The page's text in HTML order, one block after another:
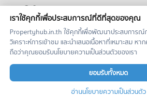
คอนโด โฮมโปร ระยอง
71 โครงการ
คอนโดให้เช่า โฮมโปร ระยอง
มีคอนโดให้เช่า 69 ประกาศ
ขายคอนโด โฮมโปร ระยอง
คอนโด เทสโก้โลตัสตลาด ระยอง
ขายคอนโด นิคมมาบตาพุด
มีคอนโดขาย 308 ประกาศ
คอนโด นิคมเหมราชตะวันออก มาบตาพุด
3 โครงการ
คอนโดให้เช่า นิคมเหมราชตะวันออก มาบตาพุด
ขายคอนโด นิคมเหมราชตะวันออก มาบตาพุด
มีคอนโดขาย 10 ประกาศ
คอนโดให้เช่า รพ.มงกุฎระยอง
มีคอนโดให้เช่า 1 ประกาศ
ขายคอนโด รพ.มงกุฎระยอง
มีคอนโดขาย 24 ประกาศ
คอนโด รพ.กรุงเทพระยอง
คอนโดให้เช่า รพ.กรุงเทพระยอง
มีคอนโดให้เช่า 34 ประกาศ
คอนโดให้เช่ายอดนิยม
The Politan Rive
Life Asoke
Life Asoke Rama 9
Life
Ashton Asoke
Ashton
Noble Ploenchit
The Base
เราใช้คุกกี้เพื่อประสบการณ์ที่ดีที่สุดของคุณ
Propertyhub.in.th ใช้คุกกี้เพื่อพัฒนาประสบการ
วิเคราะห์การเข้าชม และนำเสนอเนื้อหาที่เหมาะสม ห
ถือว่าคุณยอมรับนโยบายความเป็นส่วนตัวของเรา
ยอมรับทั้งหมด
อ่านนโยบายความเป็นส่วนตัว